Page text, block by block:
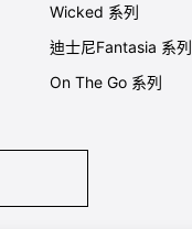
Wicked 系列
迪士尼Fantasia 系列
On The Go 系列